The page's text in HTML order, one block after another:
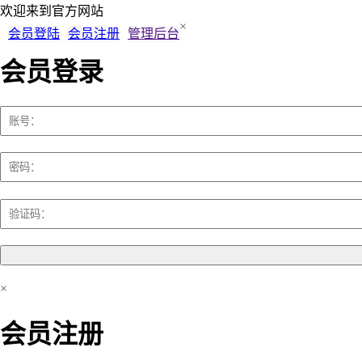
欢迎来到 官方网站
会员登陆
会员注册 管理后台
×
会员登录
×
会员注册